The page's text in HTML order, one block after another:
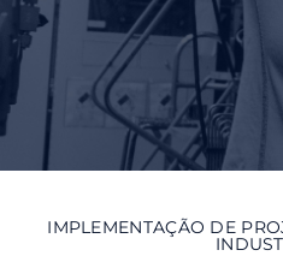
IMPLEMENTAÇÃO DE